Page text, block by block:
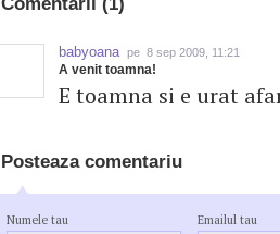
babyoana pe 8 sep 2009, 11:21
A venit toamna!
E toamna si e urat
Posteaza comentariu
Numele tau Emailul tau